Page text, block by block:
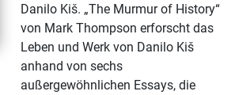
Danilo Kiš. „The Murmur of History“
von Mark Thompson erforscht das
Leben und Werk von Danilo Kiš
anhand von sechs
außergewöhnlichen Essays, die